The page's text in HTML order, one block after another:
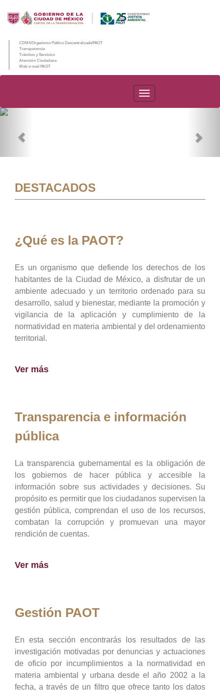
CDMX/Organismo Público Descentralizado/PAOT
Transparencia
Trámites y Servicios
Atención Ciudadana
Web e-mail PAOT
PAOT
DESTACADOS
¿Qué es la PAOT?
Es un organismo que defiende los derechos de los
habitantes de la Ciudad de México, a disfrutar de un
ambiente adecuado y un territorio ordenado para su
desarrollo, salud y bienestar, mediante la promoción y
vigilancia de la aplicación y cumplimiento de la
normatividad en materia ambiental y del ordenamiento
territorial.
Ver más
Transparencia e información
pública
La transparencia gubernamental es la obligación de
los gobiernos de hacer pública y accesible la
información sobre sus actividades y decisiones. Su
propósito es permitir que los ciudadanos supervisen la
gestión pública, comprendan el uso de los recursos,
combatan la corrupción y promuevan una mayor
rendición de cuentas.
Ver más
Gestión PAOT
En esta sección encontrarás los resultados de las
investigación motivadas por denuncias y actuaciones
de oficio por incumplimientos a la normatividad en
materia ambiental y urbana desde el año 2002 a la
fecha, a través de un filtro que ofrece tanto los datos